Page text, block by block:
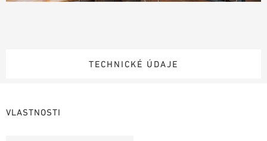
TECHNICKÉ ÚDAJE
VLASTNOSTI